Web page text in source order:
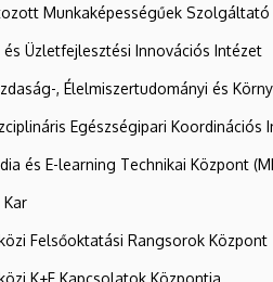
Munkaképességűek Szolgáltató
és Üzletfejlesztési Innovációs Intézet
, Élelmiszertudományi és
Egészségipari Koordinációs
és E-learning Technikai Központ
Kar
Felsőoktatási Rangsorok Központ
K+F Kapcsolatok Központja